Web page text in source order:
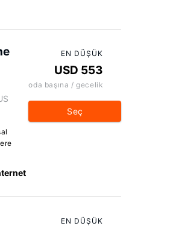
EN DÜŞÜK
USD 553
oda başına / gecelik
Seç
EN DÜŞÜK